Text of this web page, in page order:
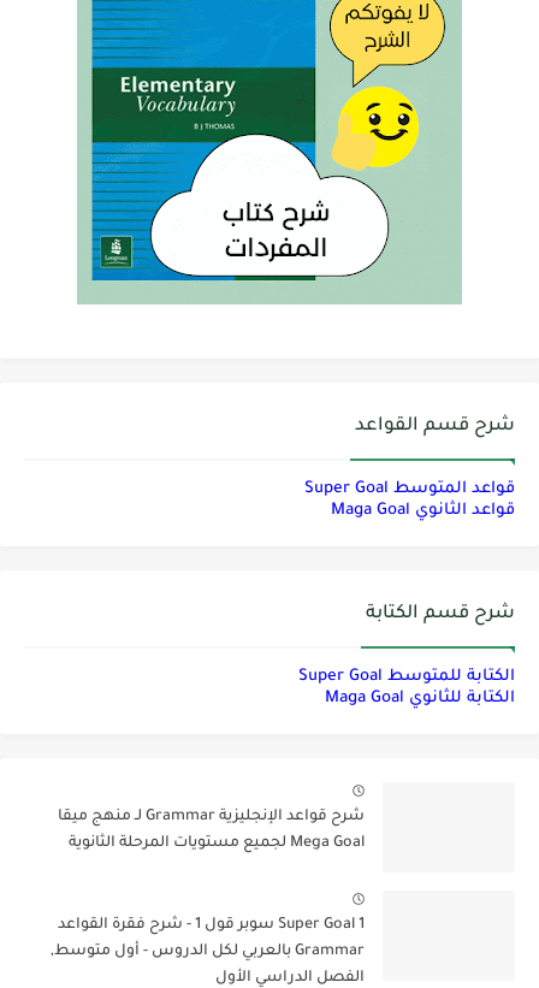
شرح قسم القواعد
قواعد المتوسط Super Goal
قواعد الثانوي Maga Goal
شرح قسم الكتابة
الكتابة للمتوسط Super Goal
الكتابة للثانوي Maga Goal
شرح قواعد الإنجليزية Grammar لـ منهج ميقا
Mega Goal لجميع مستويات المرحلة الثانوية
Super Goal 1 سوبر قول 1 - شرح فقرة القواعد
Grammar بالعربي لكل الدروس - أول متوسط,
الفصل الدراسي الأول